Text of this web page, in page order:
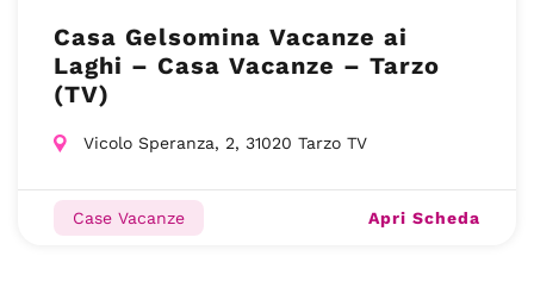
Casa Gelsomina Vacanze ai
Laghi – Casa Vacanze – Tarzo
(TV)
Vicolo Speranza, 2, 31020 Tarzo TV
Case Vacanze Apri Scheda